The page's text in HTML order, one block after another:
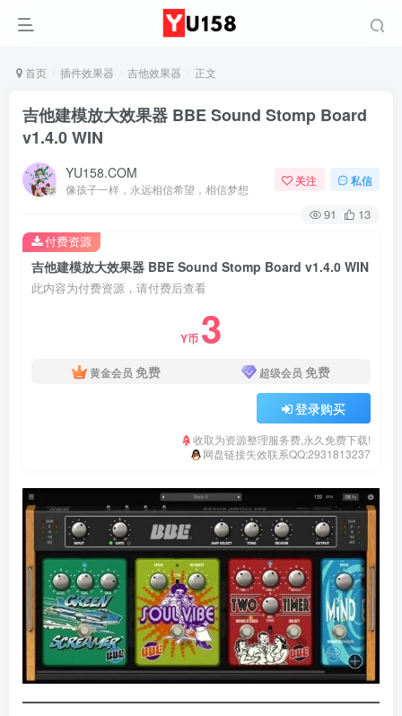
首页 插件效果器 吉他效果器 正文
吉他建模放大效果器 BBE Sound Stomp Board
v1.4.0 WIN
YU158.COM
像孩子一样，永远相信希望，相信梦想
关注 私信
91 13
吉他建模放大效果器 BBE Sound Stomp Board v1.4.0 WIN
此内容为付费资源，请付费后查看
Y币 3
黄金会员 免费 超级会员 免费
登录购买
收取为资源整理服务费,永久免费下载!
网盘链接失效联系QQ:2931813237
付费资源